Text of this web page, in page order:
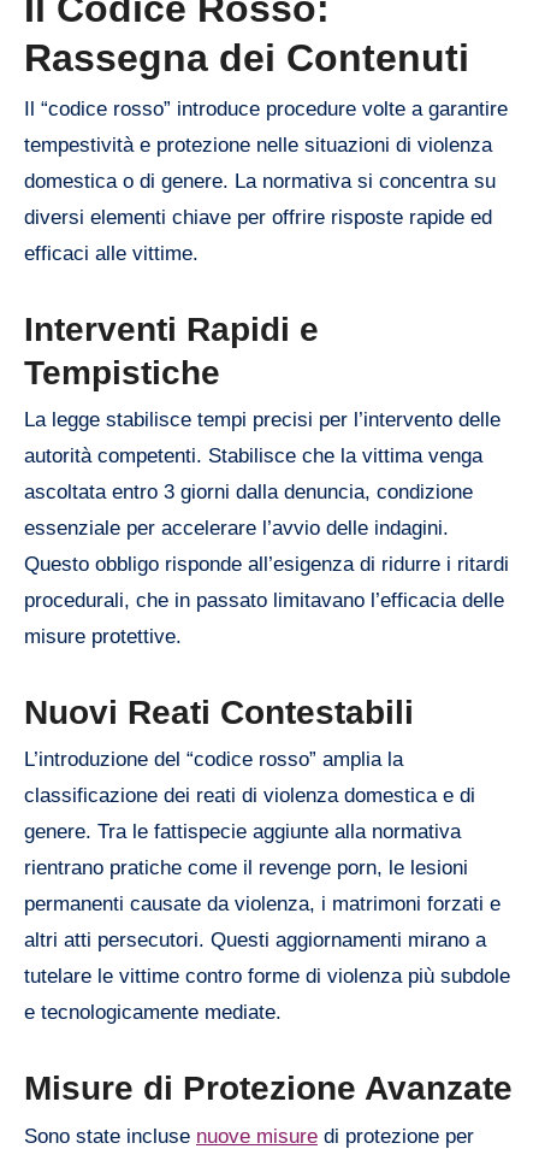
Il Codice Rosso:
Rassegna dei Contenuti
Il “codice rosso” introduce procedure volte a garantire
tempestività e protezione nelle situazioni di violenza
domestica o di genere. La normativa si concentra su
diversi elementi chiave per offrire risposte rapide ed
efficaci alle vittime.
Interventi Rapidi e
Tempistiche
La legge stabilisce tempi precisi per l’intervento delle
autorità competenti. Stabilisce che la vittima venga
ascoltata entro 3 giorni dalla denuncia, condizione
essenziale per accelerare l’avvio delle indagini.
Questo obbligo risponde all’esigenza di ridurre i ritardi
procedurali, che in passato limitavano l’efficacia delle
misure protettive.
Nuovi Reati Contestabili
L’introduzione del “codice rosso” amplia la
classificazione dei reati di violenza domestica e di
genere. Tra le fattispecie aggiunte alla normativa
rientrano pratiche come il revenge porn, le lesioni
permanenti causate da violenza, i matrimoni forzati e
altri atti persecutori. Questi aggiornamenti mirano a
tutelare le vittime contro forme di violenza più subdole
e tecnologicamente mediate.
Misure di Protezione Avanzate
Sono state incluse nuove misure di protezione per